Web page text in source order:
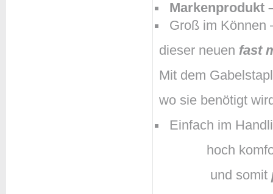
Markenprodukt
Groß im Können
dieser neuen fast
Mit dem
wo sie benötigt
Einfach im
hoch
und somit